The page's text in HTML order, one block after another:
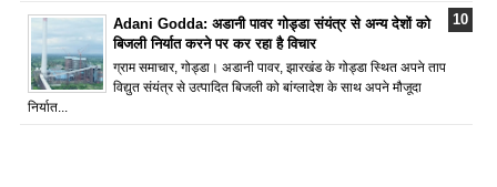
Adani Godda: अडानी पावर गोड्डा संयंत्र से अन्य देशों को
बिजली निर्यात करने पर कर रहा है विचार
ग्राम समाचार, गोड्डा। अडानी पावर, झारखंड के गोड्डा स्थित अपने ताप
विद्युत संयंत्र से उत्पादित बिजली को बांग्लादेश के साथ अपने मौजूदा
निर्यात...